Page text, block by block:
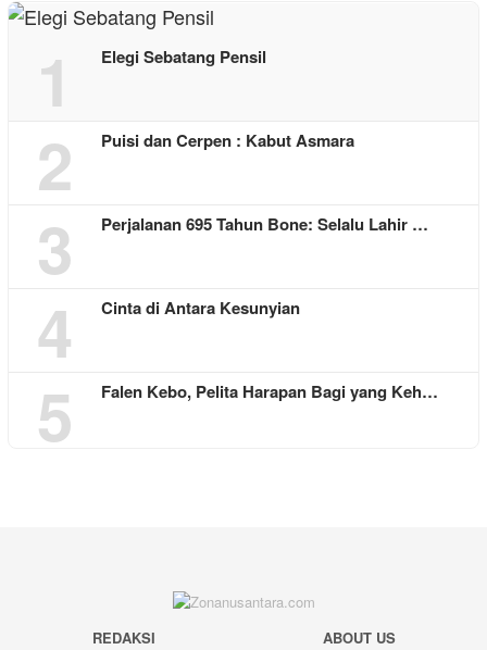
1 Elegi Sebatang Pensil
2 Puisi dan Cerpen : Kabut Asmara
3 Perjalanan 695 Tahun Bone: Selalu Lahir …
4 Cinta di Antara Kesunyian
5 Falen Kebo, Pelita Harapan Bagi yang Keh…
REDAKSI ABOUT US